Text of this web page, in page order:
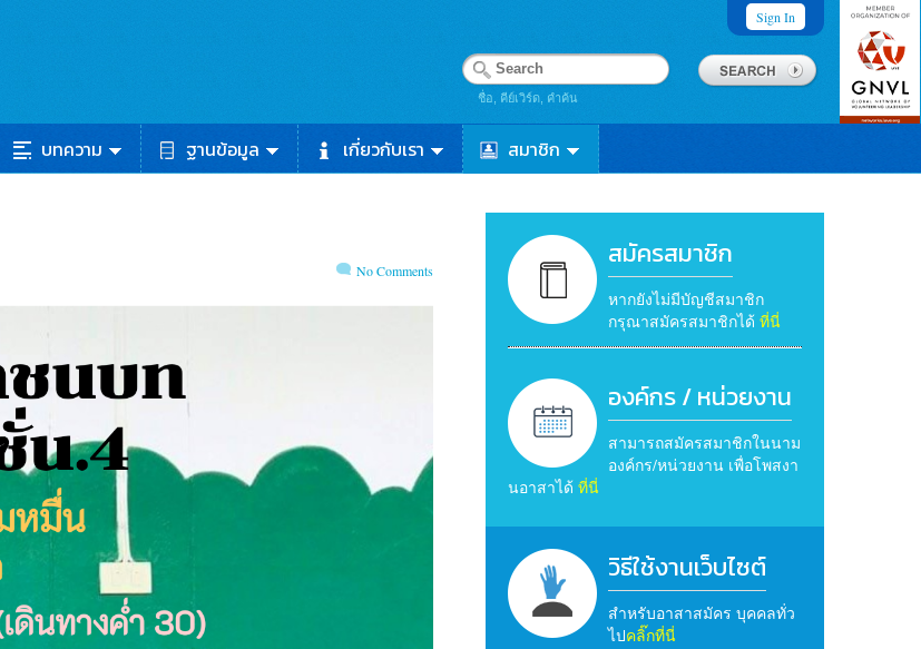
Sign In
ชื่อ, คีย์เวิร์ด, คำค้น
บทความ ฐานข้อมูล เกี่ยวกับเรา สมาชิก
No Comments สมัครสมาชิก
หากยังไม่มีบัญชีสมาชิก
กรุณาสมัครสมาชิกได้ ที่นี่
องค์กร / หน่วยงาน
สามารถสมัครสมาชิกในนาม
องค์กร/หน่วยงาน เพื่อโพสงา
นอาสาได้ ที่นี่
วิธีใช้งานเว็บไซต์
สำหรับอาสาสมัคร บุคคลทั่ว
ไปคลิ๊กที่นี่